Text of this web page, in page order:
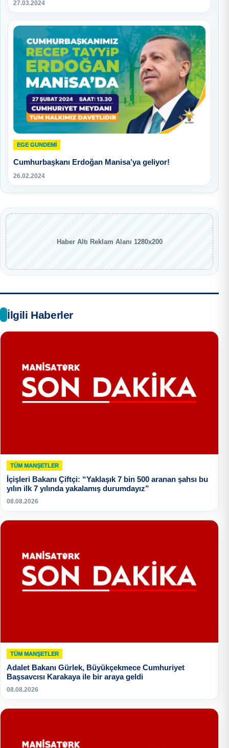
27.03.2024
EGE GUNDEMİ
Cumhurbaşkanı Erdoğan Manisa’ya geliyor!
26.02.2024
Haber Altı Reklam Alanı 1280x200
İlgili Haberler
TÜM MANŞETLER
İçişleri Bakanı Çiftçi: “Yaklaşık 7 bin 500 aranan şahsı bu
yılın ilk 7 yılında yakalamış durumdayız”
08.08.2026
TÜM MANŞETLER
Adalet Bakanı Gürlek, Büyükçekmece Cumhuriyet
Başsavcısı Karakaya ile bir araya geldi
08.08.2026